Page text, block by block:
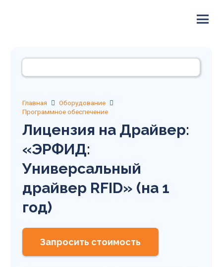
Главная
Оборудование
Программное обеспечение
Лицензия на Драйвер:
«ЭРФИД:
Универсальный
драйвер RFID» (на 1
год)
Запросить стоимость